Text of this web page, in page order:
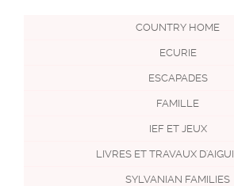
COUNTRY HOME
ECURIE
ESCAPADES
FAMILLE
IEF ET JEUX
LIVRES ET TRAVAUX
SYLVANIAN FAMILIES